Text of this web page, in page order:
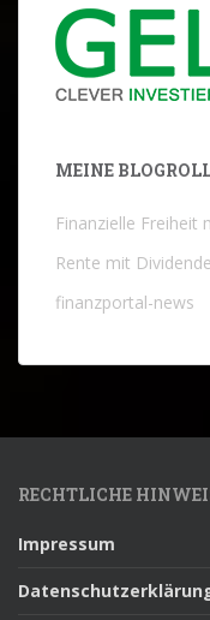
MEINE
Finanzielle Freiheit
Rente mit Dividende
finanzportal-news
RECHTLICHE
Impressum